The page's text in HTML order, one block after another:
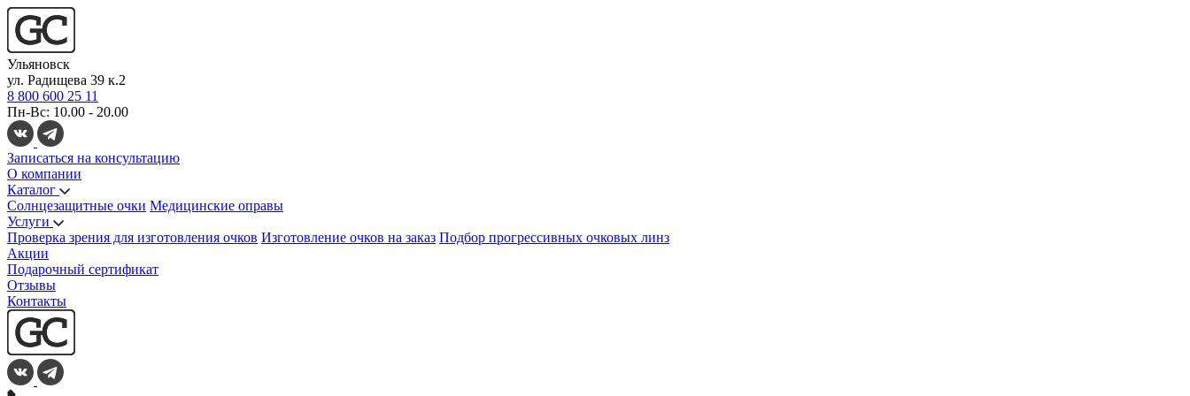
Ульяновск
ул. Радищева 39 к.2
8 800 600 25 11
Пн-Вс: 10.00 - 20.00
Записаться на консультацию
О компании
Каталог
Солнцезащитные очки Медицинские оправы
Услуги
Проверка зрения для изготовления очков Изготовление очков на заказ Подбор прогрессивных очковых линз
Акции
Подарочный сертификат
Отзывы
Контакты